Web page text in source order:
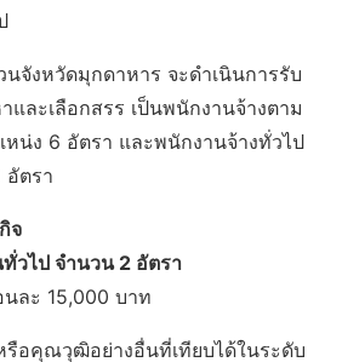
จังหวัดมุกดาหาร จะดําเนินการรับ
ละเลือกสรร เป็นพนักงานจ้างตาม
น่ง 6 อัตรา และพนักงานจ้างทั่วไป
อัตรา
จ
วไป จำนวน 2 อัตรา
ละ 15,000 บาท
อคุณวุฒิอย่างอื่นที่เทียบได้ในระดับ